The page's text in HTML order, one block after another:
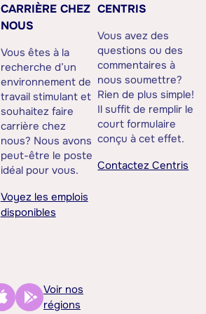
CARRIÈRE CHEZ
NOUS
Vous êtes à la
recherche d’un
environnement de
travail stimulant et
souhaitez faire
carrière chez
nous? Nous avons
peut-être le poste
idéal pour vous.
Voyez les emplois
disponibles
CENTRIS
Vous avez des
questions ou des
commentaires à
nous soumettre?
Rien de plus simple!
Il suffit de remplir le
court formulaire
conçu à cet effet.
Contactez Centris
Voir nos
régions